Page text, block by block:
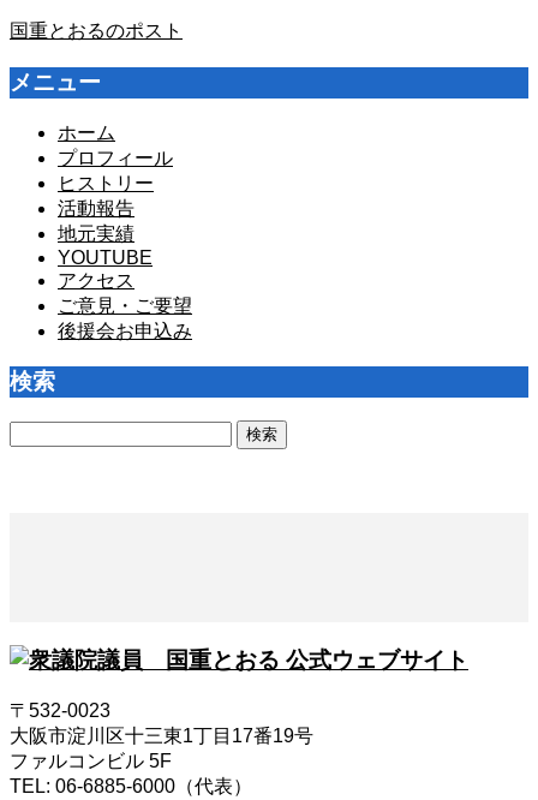
国重とおるのポスト
メニュー
ホーム
プロフィール
ヒストリー
活動報告
地元実績
YOUTUBE
アクセス
ご意見・ご要望
後援会お申込み
検索
〒532-0023
大阪市淀川区十三東1丁目17番19号
ファルコンビル 5F
TEL: 06-6885-6000（代表）